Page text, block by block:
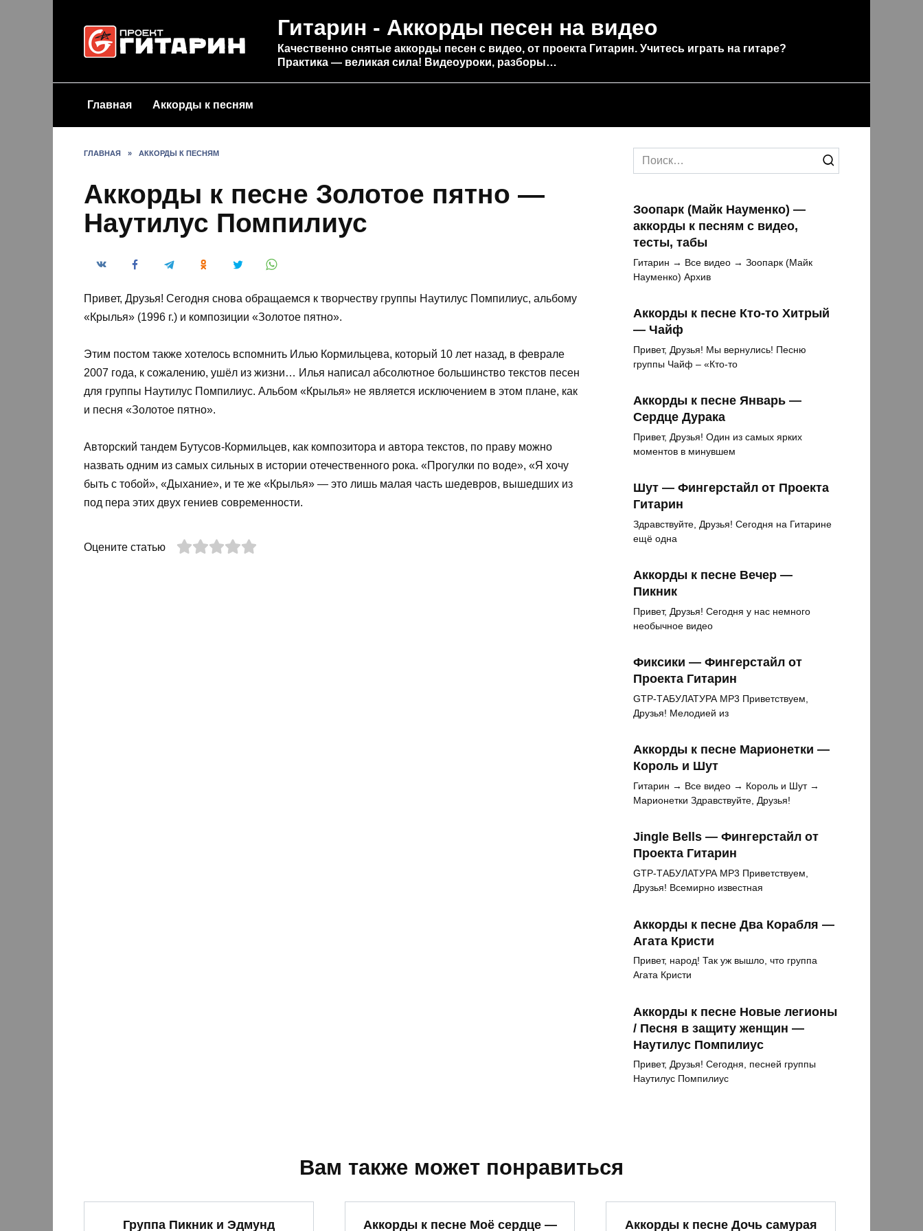
Гитарин - Аккорды песен на видео
Качественно снятые аккорды песен с видео, от проекта Гитарин. Учитесь играть на гитаре?
Практика — великая сила! Видеоуроки, разборы…
Главная Аккорды к песням
ГЛАВНАЯ » АККОРДЫ К ПЕСНЯМ
Аккорды к песне Золотое пятно —
Наутилус Помпилиус
Привет, Друзья! Сегодня снова обращаемся к творчеству группы Наутилус Помпилиус, альбому
«Крылья» (1996 г.) и композиции «Золотое пятно».
Этим постом также хотелось вспомнить Илью Кормильцева, который 10 лет назад, в феврале
2007 года, к сожалению, ушёл из жизни… Илья написал абсолютное большинство текстов песен
для группы Наутилус Помпилиус. Альбом «Крылья» не является исключением в этом плане, как
и песня «Золотое пятно».
Авторский тандем Бутусов-Кормильцев, как композитора и автора текстов, по праву можно
назвать одним из самых сильных в истории отечественного рока. «Прогулки по воде», «Я хочу
быть с тобой», «Дыхание», и те же «Крылья» — это лишь малая часть шедевров, вышедших из
под пера этих двух гениев современности.
Оцените статью
Search
for:
Зоопарк (Майк Науменко) —
аккорды к песням с видео,
тесты, табы
Гитарин → Все видео → Зоопарк (Майк
Науменко) Архив
Аккорды к песне Кто-то Хитрый
— Чайф
Привет, Друзья! Мы вернулись! Песню
группы Чайф – «Кто-то
Аккорды к песне Январь —
Сердце Дурака
Привет, Друзья! Один из самых ярких
моментов в минувшем
Шут — Фингерстайл от Проекта
Гитарин
Здравствуйте, Друзья! Сегодня на Гитарине
ещё одна
Аккорды к песне Вечер —
Пикник
Привет, Друзья! Сегодня у нас немного
необычное видео
Фиксики — Фингерстайл от
Проекта Гитарин
GTP-ТАБУЛАТУРА MP3 Приветствуем,
Друзья! Мелодией из
Аккорды к песне Марионетки —
Король и Шут
Гитарин → Все видео → Король и Шут →
Марионетки Здравствуйте, Друзья!
Jingle Bells — Фингерстайл от
Проекта Гитарин
GTP-ТАБУЛАТУРА MP3 Приветствуем,
Друзья! Всемирно известная
Аккорды к песне Два Корабля —
Агата Кристи
Привет, народ! Так уж вышло, что группа
Агата Кристи
Аккорды к песне Новые легионы
/ Песня в защиту женщин —
Наутилус Помпилиус
Привет, Друзья! Сегодня, песней группы
Наутилус Помпилиус
Вам также может понравиться
Группа Пикник и Эдмунд Аккорды к песне Моё сердце — Аккорды к песне Дочь самурая